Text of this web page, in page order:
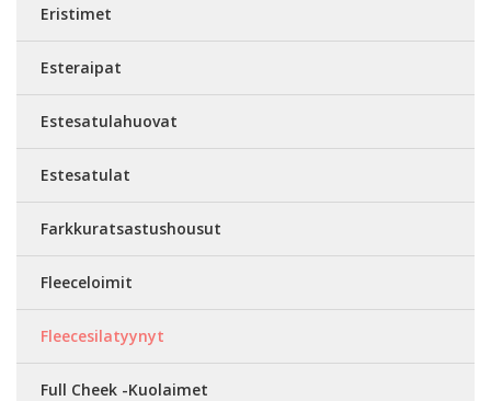
Eristimet
Esteraipat
Estesatulahuovat
Estesatulat
Farkkuratsastushousut
Fleeceloimit
Fleecesilatyynyt
Full Cheek -Kuolaimet